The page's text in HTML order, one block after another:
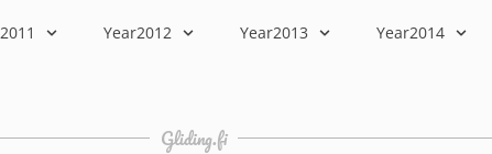
Year2012 Year2013 Year2014
Gliding.fi